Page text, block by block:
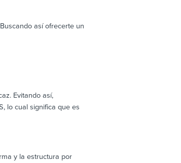
así ofrecerte un
Evitando así,
lo cual significa que es
y la estructura por